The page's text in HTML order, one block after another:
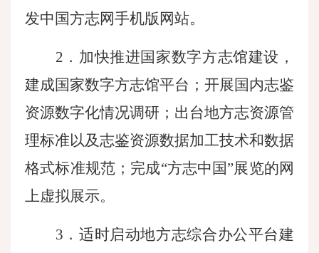
发中国方志网手机版网站。
2．加快推进国家数字方志馆建设，
建成国家数字方志馆平台；开展国内志鉴
资源数字化情况调研；出台地方志资源管
理标准以及志鉴资源数据加工技术和数据
格式标准规范；完成“方志中国”展览的网
上虚拟展示。
3．适时启动地方志综合办公平台建